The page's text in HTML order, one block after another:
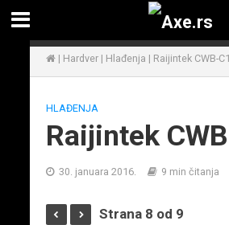
| Hardver| Hlađenja | Raijintek CWB-C1
HLAĐENJA
Raijintek
30. januara 2016. 9 min čitanja
Strana 8 od 9